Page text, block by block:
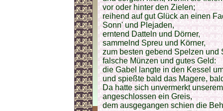
vor oder hinter den Zielen;
reihend auf gut Glück an einen
Sonn' und Plejaden,
erntend Datteln und Dörner,
sammelnd Spreu und Körner,
zum besten gebend Spelzen und
falsche Münzen und gutes Geld:
die Gabel langte in den Kessel
und spießte bald das Magere,
Da hatte sich unvermerkt
angeschlossen ein Greis,
dem ausgegangen schien die